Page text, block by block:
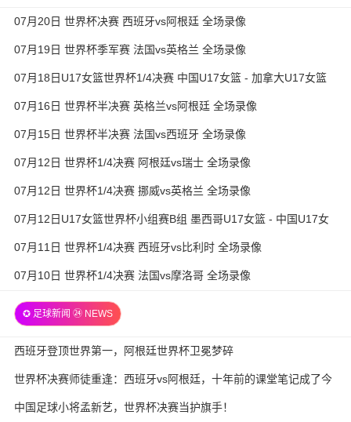
07月20日 世界杯决赛 西班牙vs阿根廷 全场录像
07月19日 世界杯季军赛 法国vs英格兰 全场录像
07月18日U17女篮世界杯1/4决赛 中国U17女篮 - 加拿大U17女篮
录像
07月16日 世界杯半决赛 英格兰vs阿根廷 全场录像
07月15日 世界杯半决赛 法国vs西班牙 全场录像
07月12日 世界杯1/4决赛 阿根廷vs瑞士 全场录像
07月12日 世界杯1/4决赛 挪威vs英格兰 全场录像
07月12日U17女篮世界杯小组赛B组 墨西哥U17女篮 - 中国U17女
篮 全场录像
07月11日 世界杯1/4决赛 西班牙vs比利时 全场录像
07月10日 世界杯1/4决赛 法国vs摩洛哥 全场录像
✪ 足球新闻 ㉔ NEWS
西班牙登顶世界第一，阿根廷世界杯卫冕梦碎
世界杯决赛师徒重逢：西班牙vs阿根廷，十年前的课堂笔记成了今
天的战术板
中国足球小将孟新艺，世界杯决赛当护旗手！